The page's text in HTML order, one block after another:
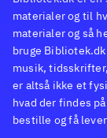
materialer og til
materialer og så
bruge
musik,
er altså ikke et
hvad der findes
bestille og få